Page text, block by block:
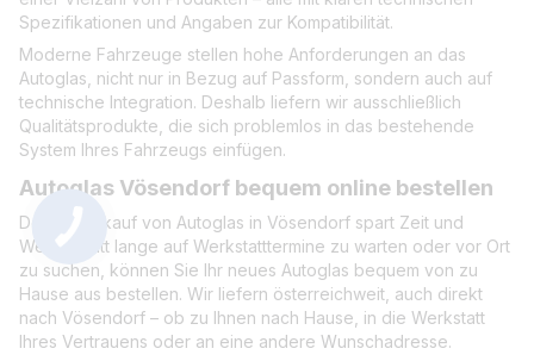
Spezifikationen und Angaben zur Kompatibilität.
Moderne Fahrzeuge stellen hohe Anforderungen an das
Autoglas, nicht nur in Bezug auf Passform, sondern auch auf
technische Integration. Deshalb liefern wir ausschließlich
Qualitätsprodukte, die sich problemlos in das bestehende
System Ihres Fahrzeugs einfügen.
Autoglas Vösendorf bequem online bestellen
Der Onlinekauf von Autoglas in Vösendorf spart Zeit und
Wege. Statt lange auf Werkstatttermine zu warten oder vor Ort
zu suchen, können Sie Ihr neues Autoglas bequem von zu
Hause aus bestellen. Wir liefern österreichweit, auch direkt
nach Vösendorf – ob zu Ihnen nach Hause, in die Werkstatt
Ihres Vertrauens oder an eine andere Wunschadresse.